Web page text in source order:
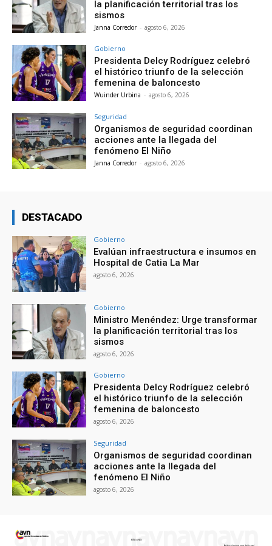
la planificación territorial tras los
sismos
Janna Corredor - agosto 6, 2026
Gobierno
Presidenta Delcy Rodríguez celebró
el histórico triunfo de la selección
femenina de baloncesto
Wuinder Urbina - agosto 6, 2026
Seguridad
Organismos de seguridad coordinan
acciones ante la llegada del
fenómeno El Niño
Janna Corredor - agosto 6, 2026
DESTACADO
Gobierno
Evalúan infraestructura e insumos en
Hospital de Catia La Mar
agosto 6, 2026
Gobierno
Ministro Menéndez: Urge transformar
la planificación territorial tras los
sismos
agosto 6, 2026
Gobierno
Presidenta Delcy Rodríguez celebró
el histórico triunfo de la selección
femenina de baloncesto
agosto 6, 2026
Seguridad
Organismos de seguridad coordinan
acciones ante la llegada del
fenómeno El Niño
agosto 6, 2026